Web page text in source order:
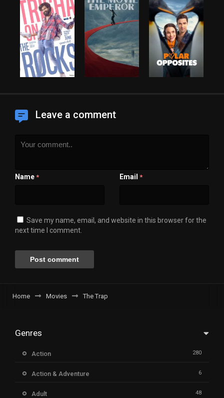
Leave a comment
Name * Email *
Save my name, email, and website in this browser for the
next time I comment.
Home Movies The Trap
Genres
Action 280
Action & Adventure 6
Adult 48